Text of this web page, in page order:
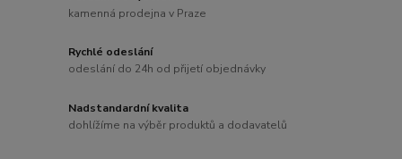
kamenná prodejna v Praze
Rychlé odeslání
odeslání do 24h od přijetí objednávky
Nadstandardní kvalita
dohlížíme na výběr produktů a dodavatelů